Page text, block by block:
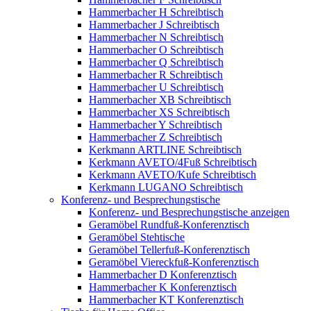
Hammerbacher H Schreibtisch
Hammerbacher J Schreibtisch
Hammerbacher N Schreibtisch
Hammerbacher O Schreibtisch
Hammerbacher Q Schreibtisch
Hammerbacher R Schreibtisch
Hammerbacher U Schreibtisch
Hammerbacher XB Schreibtisch
Hammerbacher XS Schreibtisch
Hammerbacher Y Schreibtisch
Hammerbacher Z Schreibtisch
Kerkmann ARTLINE Schreibtisch
Kerkmann AVETO/4Fuß Schreibtisch
Kerkmann AVETO/Kufe Schreibtisch
Kerkmann LUGANO Schreibtisch
Konferenz- und Besprechungstische
Konferenz- und Besprechungstische anzeigen
Geramöbel Rundfuß-Konferenztisch
Geramöbel Stehtische
Geramöbel Tellerfuß-Konferenztisch
Geramöbel Viereckfuß-Konferenztisch
Hammerbacher D Konferenztisch
Hammerbacher K Konferenztisch
Hammerbacher KT Konferenztisch